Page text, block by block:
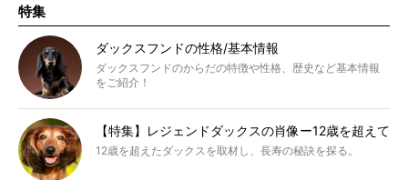
特集
ダックスフンドの性格/基本情報
ダックスフンドのからだの特徴や性格、歴史など基本情報
をご紹介！
【特集】レジェンドダックスの肖像ー12歳を超えて
12歳を超えたダックスを取材し、長寿の秘訣を探る。